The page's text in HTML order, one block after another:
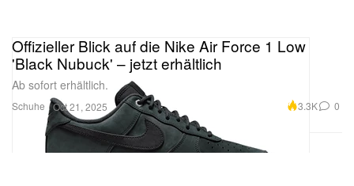
Schuhe
Offizieller Blick auf die Nike Air Force 1 Low
'Black Nubuck' – jetzt erhältlich
Ab sofort erhältlich.
Oct 21, 2025 3.3K 0